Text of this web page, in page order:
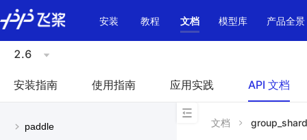
\u200E
安装
教程 文档 模型库 产品全景
2.6
安装指南 使用指南 应用实践 API 文档
paddle 文档